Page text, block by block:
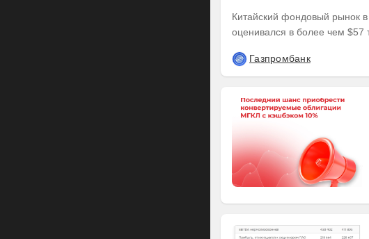
Китайский фондовый рынок
оценивался в более чем $57
Газпромбанк